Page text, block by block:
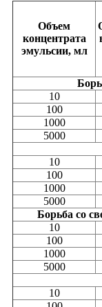
Объем
концентрата
эмульсии, мл
10
100
1000
5000
10
100
1000
5000
Борьба со
10
100
1000
5000
10